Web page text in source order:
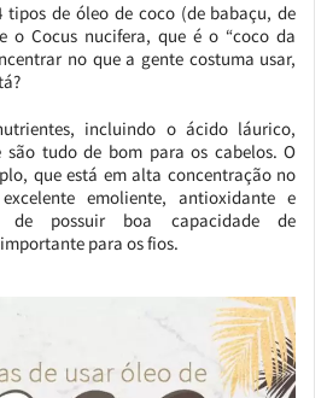
tipos de óleo de coco (de babaçu, de
o Cocus nucifera, que é o “coco da
no que a gente costuma usar,
incluindo o ácido láurico,
tudo de bom para os cabelos. O
que está em alta concentração no
emoliente, antioxidante e
de possuir boa capacidade de
para os fios.